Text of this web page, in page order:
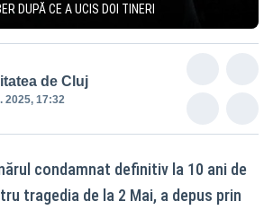
DUPĂ CE A UCIS DOI TINERI
de Cluj
2025, 17:32
condamnat definitiv la 10 ani de
tragedia de la 2 Mai, a depus prin